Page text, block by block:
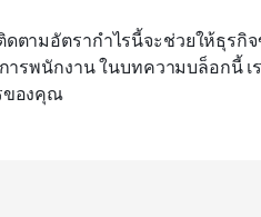
ตามอัตรากำไรนี้จะช่วยให้ธุร
รพนักงาน ในบทความบล็อกนี้ เ
ของคุณ